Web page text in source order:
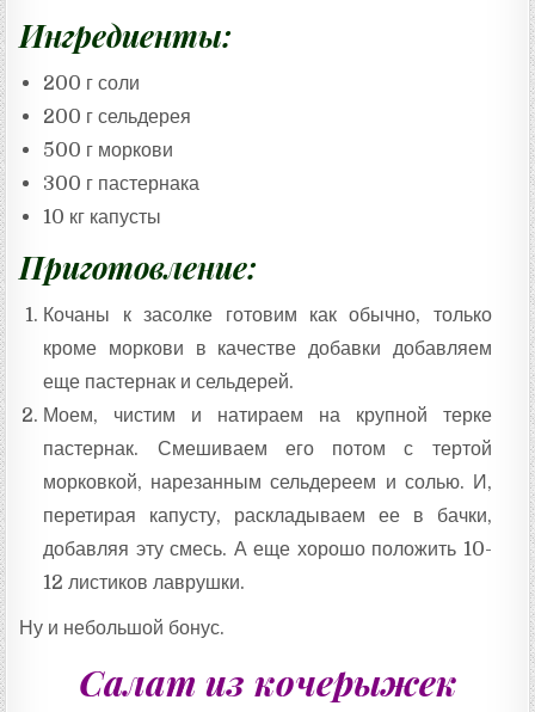
Ингредиенты:
200 г соли
200 г сельдерея
500 г моркови
300 г пастернака
10 кг капусты
Приготовление:
Кочаны к засолке готовим как обычно, только
кроме моркови в качестве добавки добавляем
еще пастернак и сельдерей.
Моем, чистим и натираем на крупной терке
пастернак. Смешиваем его потом с тертой
морковкой, нарезанным сельдереем и солью. И,
перетирая капусту, раскладываем ее в бачки,
добавляя эту смесь. А еще хорошо положить 10-
12 листиков лаврушки.
Ну и небольшой бонус.
Салат из кочерыжек